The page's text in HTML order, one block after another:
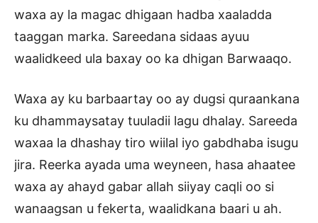
waxa ay la magac dhigaan hadba xaaladda
taaggan marka. Sareedana sidaas ayuu
waalidkeed ula baxay oo ka dhigan Barwaaqo.
Waxa ay ku barbaartay oo ay dugsi quraankana
ku dhammaysatay tuuladii lagu dhalay. Sareeda
waxaa la dhashay tiro wiilal iyo gabdhaba isugu
jira. Reerka ayada uma weyneen, hasa ahaatee
waxa ay ahayd gabar allah siiyay caqli oo si
wanaagsan u fekerta, waalidkana baari u ah.